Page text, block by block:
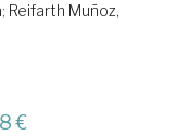
; Reifarth Muñoz,
€